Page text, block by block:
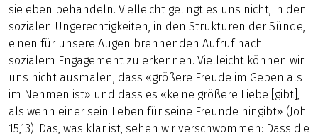
sie eben behandeln. Vielleicht gelingt es uns nicht, in den
sozialen Ungerechtigkeiten, in den Strukturen der Sünde,
einen für unsere Augen brennenden Aufruf nach
sozialem Engagement zu erkennen. Vielleicht können wir
uns nicht ausmalen, dass «größere Freude im Geben als
im Nehmen ist» und dass es «keine größere Liebe [gibt],
als wenn einer sein Leben für seine Freunde hingibt» (Joh
15,13). Das, was klar ist, sehen wir verschwommen: Dass die